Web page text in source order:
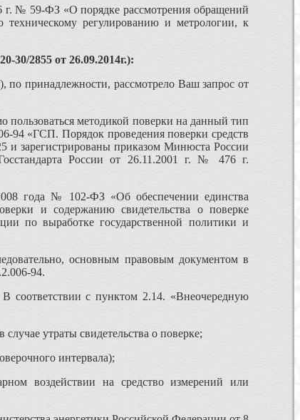
г. № 59-ФЗ «О порядке рассмотрения обращений
регулированию и метрологии, к
30/2855 от 26.09.2014г.):
по принадлежности, рассмотрело Ваш запрос от
пользоваться методикой поверки на данный тип
94 «ГСП. Порядок проведения поверки средств
и зарегистрированы приказом Минюста России
России от 26.11.2001 г. № 476 г.
года № 102-ФЗ «Об обеспечении единства
и содержанию свидетельства о поверке
по выработке государственной политики и
основным правовым документом в
94.
соответствии с пунктом 2.14. «Внеочередную
утраты свидетельства о поверке;
интервала);
воздействии на средство измерений или